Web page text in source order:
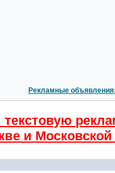
Рекламные
и Московской